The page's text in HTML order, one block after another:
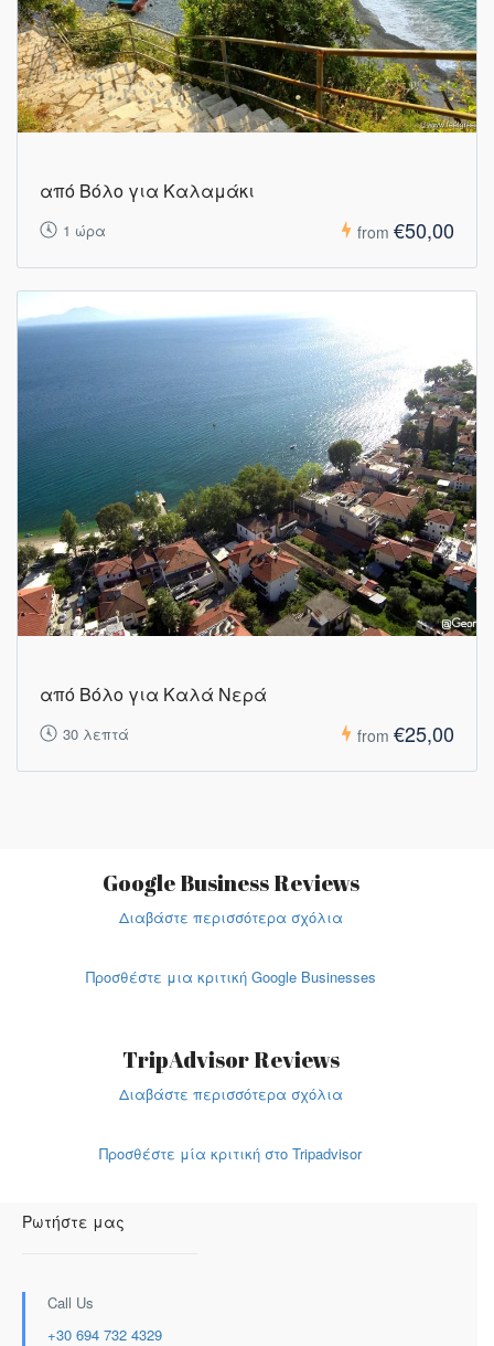
από Βόλο για Καλαμάκι
1 ώρα from €50,00
από Βόλο για Καλά Νερά
30 λεπτά from €25,00
Google Business Reviews
Διαβάστε περισσότερα σχόλια
Προσθέστε μια κριτική Google Businesses
TripAdvisor Reviews
Διαβάστε περισσότερα σχόλια
Προσθέστε μία κριτική στο Tripadvisor
Ρωτήστε μας
Call Us
+30 694 732 4329